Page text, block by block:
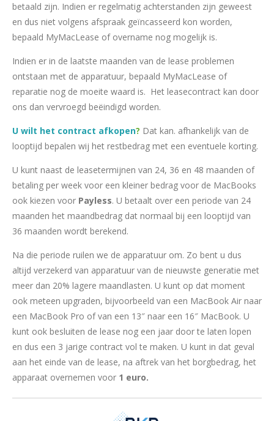
betaald zijn. Indien er regelmatig achterstanden zijn geweest
en dus niet volgens afspraak geïncasseerd kon worden,
bepaald MyMacLease of overname nog mogelijk is.
Indien er in de laatste maanden van de lease problemen
ontstaan met de apparatuur, bepaald MyMacLease of
reparatie nog de moeite waard is. Het leasecontract kan door
ons dan vervroegd beëindigd worden.
U wilt het contract afkopen? Dat kan. afhankelijk van de
looptijd bepalen wij het restbedrag met een eventuele korting.
U kunt naast de leasetermijnen van 24, 36 en 48 maanden of
betaling per week voor een kleiner bedrag voor de MacBooks
ook kiezen voor Payless. U betaalt over een periode van 24
maanden het maandbedrag dat normaal bij een looptijd van
36 maanden wordt berekend.
Na die periode ruilen we de apparatuur om. Zo bent u dus
altijd verzekerd van apparatuur van de nieuwste generatie met
meer dan 20% lagere maandlasten. U kunt op dat moment
ook meteen upgraden, bijvoorbeeld van een MacBook Air naar
een MacBook Pro of van een 13″ naar een 16″ MacBook. U
kunt ook besluiten de lease nog een jaar door te laten lopen
en dus een 3 jarige contract vol te maken. U kunt in dat geval
aan het einde van de lease, na aftrek van het borgbedrag, het
apparaat overnemen voor 1 euro.